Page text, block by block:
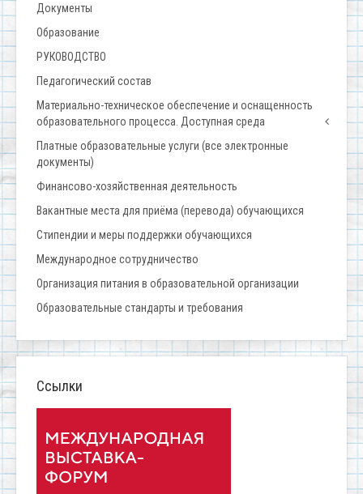
Документы
Образование
РУКОВОДСТВО
Педагогический состав
Материально-техническое обеспечение и оснащенность
образовательного процесса. Доступная среда
Платные образовательные услуги (все электронные
документы)
Финансово-хозяйственная деятельность
Вакантные места для приёма (перевода) обучающихся
Стипендии и меры поддержки обучающихся
Международное сотрудничество
Организация питания в образовательной организации
Образовательные стандарты и требования
Ссылки